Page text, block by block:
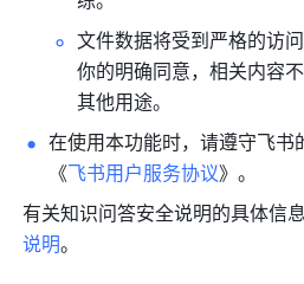
文件数据将受到严格的访
你的明确同意，相关内容
其他用途。
在使用本功能时，请遵守飞书
《飞书用户服务协议》。
有关知识问答安全说明的具体信
说明。